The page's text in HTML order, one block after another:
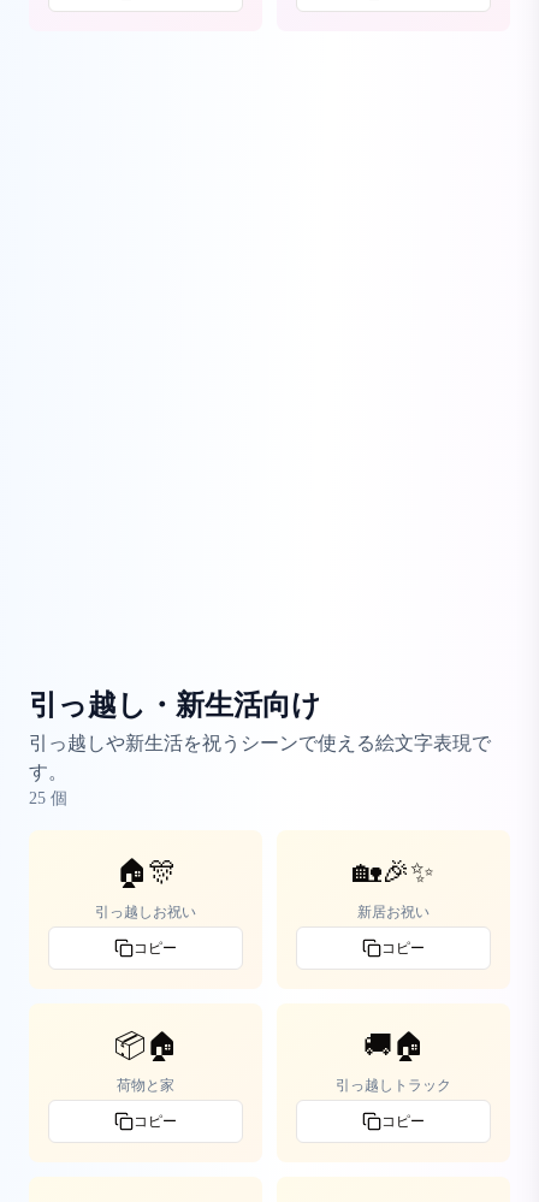
引っ越し・新生活向け
引っ越しや新生活を祝うシーンで使える絵文字表現で
す。
25 個
🏠🎊
引っ越しお祝い
コピー
🏡🎉✨
新居お祝い
コピー
📦🏠
荷物と家
コピー
🚚🏠
引っ越しトラック
コピー